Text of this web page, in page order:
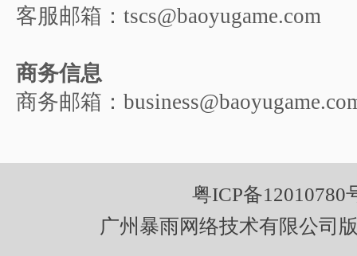
客服邮箱：tscs@baoyugame.com
商务信息
商务邮箱：
粤ICP备12010780
广州暴雨网络技术有限公司